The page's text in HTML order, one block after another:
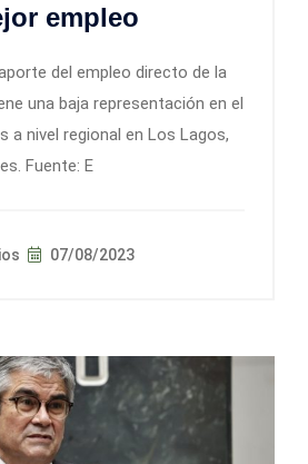
empleo
del empleo directo de la
una baja representación en el
a nivel regional en Los Lagos,
Fuente: E
07/08/2023